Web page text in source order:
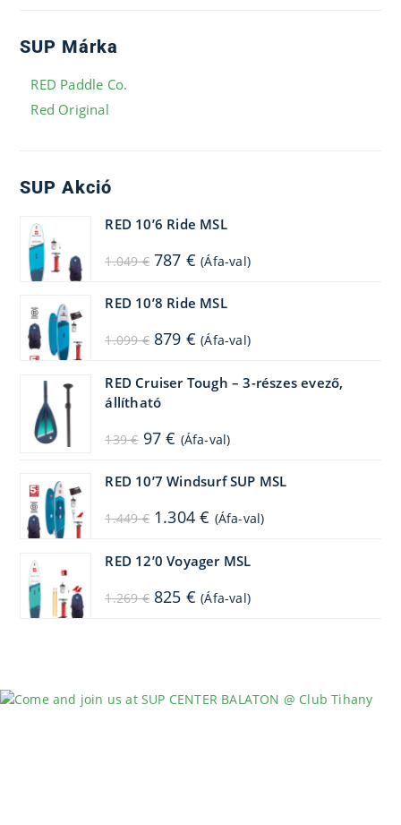
SUP Márka
RED Paddle Co.
Red Original
SUP Akció
RED 10’6 Ride MSL
1.049€ Original
price
1.049 €.
787 € Current
price
(Áfa-val)
RED 10’8 Ride MSL
1.099€ Original
price
1.099 €.
879 € Current
price
879 €.
(Áfa-val)
RED Cruiser Tough – 3-részes evező,
állítható
139€ Original
price
97€ Current
price
97 €.
(Áfa-val)
RED 10’7 Windsurf SUP MSL
1.449€ Original
price
1.304€ Current
price
(Áfa-val)
RED 12’0 Voyager MSL
1.269€ Original
price
825 € Current
price
(Áfa-val)